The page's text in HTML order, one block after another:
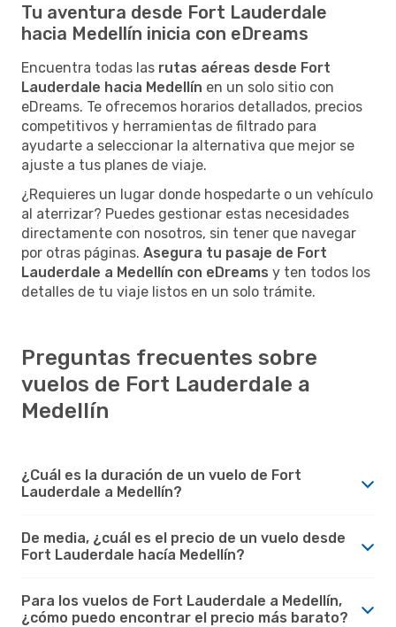
Tu aventura desde Fort Lauderdale
hacia Medellín inicia con eDreams
Encuentra todas las rutas aéreas desde Fort
Lauderdale hacia Medellín en un solo sitio con
eDreams. Te ofrecemos horarios detallados, precios
competitivos y herramientas de filtrado para
ayudarte a seleccionar la alternativa que mejor se
ajuste a tus planes de viaje.
¿Requieres un lugar donde hospedarte o un vehículo
al aterrizar? Puedes gestionar estas necesidades
directamente con nosotros, sin tener que navegar
por otras páginas. Asegura tu pasaje de Fort
Lauderdale a Medellín con eDreams y ten todos los
detalles de tu viaje listos en un solo trámite.
Preguntas frecuentes sobre
vuelos de Fort Lauderdale a
Medellín
¿Cuál es la duración de un vuelo de Fort
Lauderdale a Medellín?
De media, ¿cuál es el precio de un vuelo desde
Fort Lauderdale hacía Medellín?
Para los vuelos de Fort Lauderdale a Medellín,
¿cómo puedo encontrar el precio más barato?